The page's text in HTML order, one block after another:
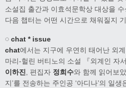
소설집 출간과 이효석문학상 대상을
다음 챕터는 어떤 시간으로 채워질지
◌ chat * issue
chat에서는 지구에 우연히 태어난 외
마리-헐린 버티노의 소설 『외계인 자
이하진, 편집자 정희수와 함께 읽어보
지’를 전송하는 주인공 ‘아디나’의 일